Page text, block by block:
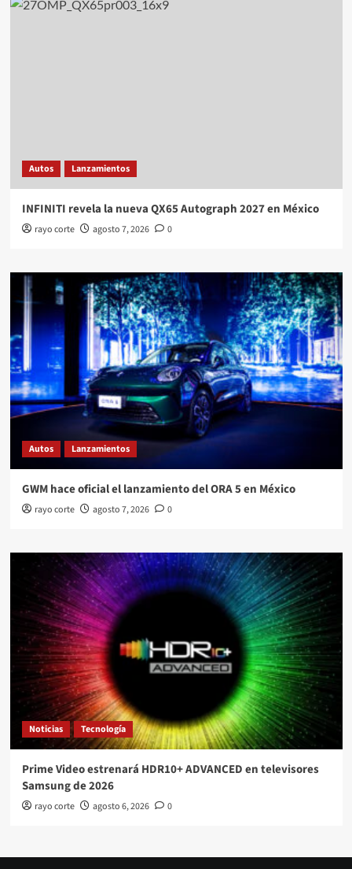
Autos Lanzamientos
INFINITI revela la nueva QX65 Autograph 2027 en México
rayo corte agosto 7, 2026 0
Autos Lanzamientos
GWM hace oficial el lanzamiento del ORA 5 en México
rayo corte agosto 7, 2026 0
Noticias Tecnología
Prime Video estrenará HDR10+ ADVANCED en televisores
Samsung de 2026
rayo corte agosto 6, 2026 0